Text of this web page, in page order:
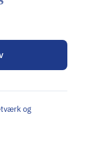
og